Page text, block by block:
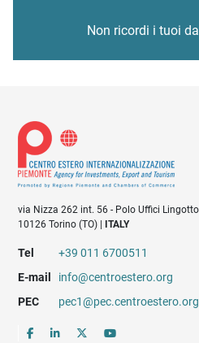
Non ricordi i tuoi
via Nizza 262 int. 56 - Polo Uffici Lingotto
10126 Torino (TO) |ITALY
Tel
+39 011 6700511
E-mail
info@centroestero.org
PEC
pec1@pec.centroestero.org